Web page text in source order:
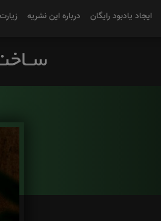
ایجاد یادبود رایگان درباره این نشریه